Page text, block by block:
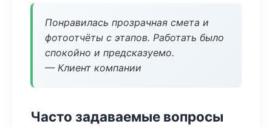
Понравилась прозрачная смета и
фотоотчёты с этапов. Работать было
спокойно и предсказуемо.
— Клиент компании
Часто задаваемые вопросы